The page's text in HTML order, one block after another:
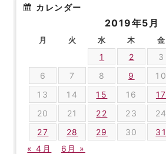
カレンダー
2019年5月
月 火 水 木 金
1 2 3
6
7 8 9 10
13
14 15 16 17
20
21 22 23 24
27
28 29 30
31
« 4月
6月 »